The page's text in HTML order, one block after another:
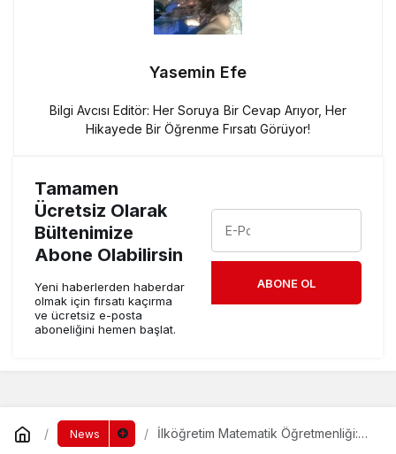
Yasemin Efe
Bilgi Avcısı Editör: Her Soruya Bir Cevap Arıyor, Her
Hikayede Bir Öğrenme Fırsatı Görüyor!
Tamamen
Ücretsiz Olarak
Bültenimize
Abone Olabilirsin
Yeni haberlerden haberdar
olmak için fırsatı kaçırma
ve ücretsiz e-posta
aboneliğini hemen başlat.
ABONE OL
News
İlköğretim Matematik Öğretmenliği: